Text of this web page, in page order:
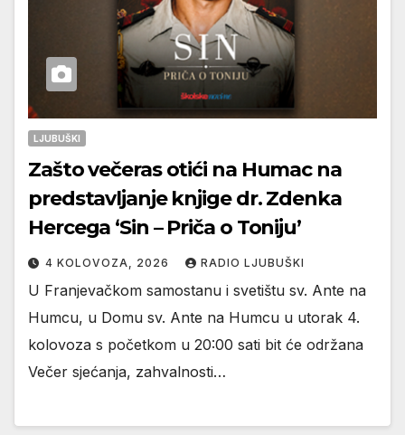
LJUBUŠKI
Zašto večeras otići na Humac na
predstavljanje knjige dr. Zdenka
Hercega ‘Sin – Priča o Toniju’
4 KOLOVOZA, 2026 RADIO LJUBUŠKI
U Franjevačkom samostanu i svetištu sv. Ante na
Humcu, u Domu sv. Ante na Humcu u utorak 4.
kolovoza s početkom u 20:00 sati bit će održana
Večer sjećanja, zahvalnosti…